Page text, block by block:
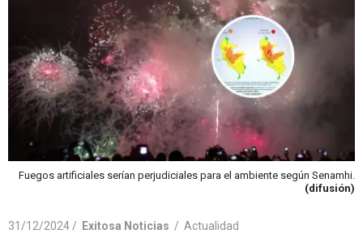
Fuegos artificiales serían perjudiciales para el ambiente según Senamhi.
(difusión)
31/12/2024 / Exitosa Noticias / Actualidad